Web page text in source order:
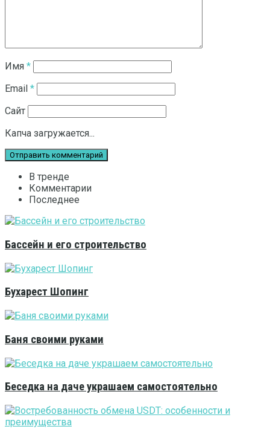
Имя *
Email *
Сайт
Капча загружается...
В тренде
Комментарии
Последнее
Бассейн и его строительство
Бухарест Шопинг
Баня своими руками
Беседка на даче украшаем самостоятельно